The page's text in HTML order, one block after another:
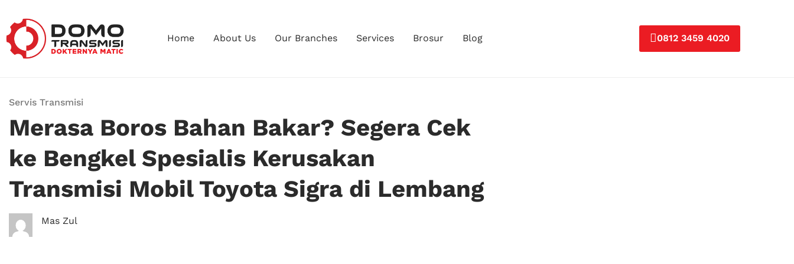
Home About Us Our Branches Services Brosur Blog 0812 3459 4020
Servis Transmisi
Merasa Boros Bahan Bakar? Segera Cek
ke Bengkel Spesialis Kerusakan
Transmisi Mobil Toyota Sigra di Lembang
Mas Zul